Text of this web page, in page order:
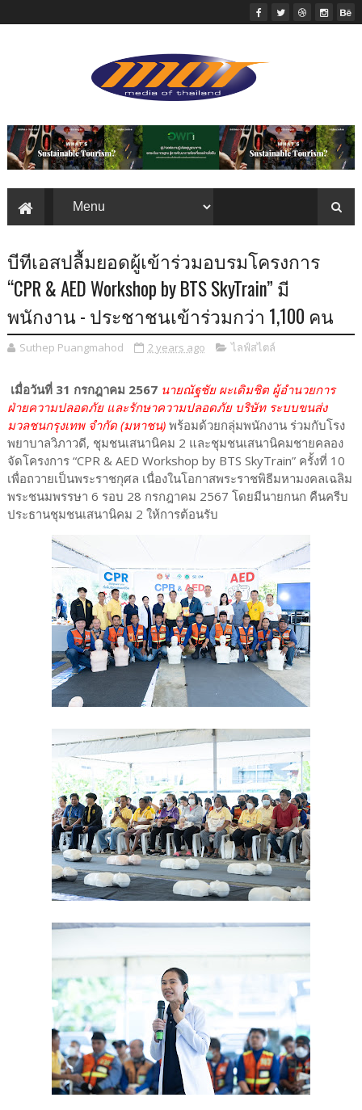
บีทีเอสปลื้มยอดผู้เข้าร่วมอบรมโครงการ
“CPR & AED Workshop by BTS SkyTrain” มี
พนักงาน - ประชาชนเข้าร่วมกว่า 1,100 คน
Suthep Puangmahod 2 years ago ไลฟ์สไตล์
เมื่อวันที่ 31 กรกฎาคม 2567 นายณัฐชัย ผะเดิมชิต ผู้อำนวยการ
ฝ่ายความปลอดภัย และรักษาความปลอดภัย บริษัท ระบบขนส่ง
มวลชนกรุงเทพ จำกัด (มหาชน)พร้อมด้วยกลุ่มพนักงาน ร่วมกับโรง
พยาบาลวิภาวดี, ชุมชนเสนานิคม 2 และชุมชนเสนานิคมชายคลอง
จัดโครงการ “CPR & AED Workshop by BTS SkyTrain” ครั้งที่ 10
เพื่อถวายเป็นพระราชกุศล เนื่องในโอกาสพระราชพิธีมหามงคลเฉลิม
พระชนมพรรษา 6 รอบ 28 กรกฎาคม 2567 โดยมีนายกนก คืนครีบ
ประธานชุมชนเสนานิคม 2 ให้การต้อนรับ